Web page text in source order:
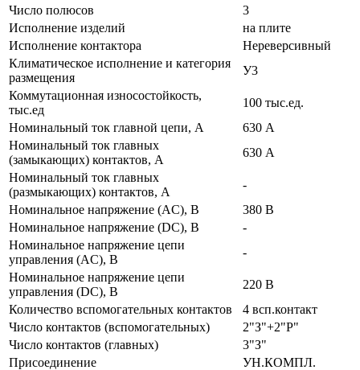
Число полюсов
3
Исполнение изделий
на плите
Исполнение контактора
Нереверсивный
Климатическое исполнение и категория
размещения
У3
Коммутационная износостойкость,
тыс.ед
100 тыс.ед.
Номинальный ток главной цепи, А
630 А
Номинальный ток главных
(замыкающих) контактов, А
630 А
Номинальный ток главных
(размыкающих) контактов, А
-
Номинальное напряжение (AC), В
380 В
Номинальное напряжение (DC), В
-
Номинальное напряжение цепи
управления (AC), В
-
Номинальное напряжение цепи
управления (DC), В
220 В
Количество вспомогательных контактов
4 всп.контакт
Число контактов (вспомогательных)
2"З"+2"Р"
Число контактов (главных)
3"З"
Присоединение
УН.КОМПЛ.